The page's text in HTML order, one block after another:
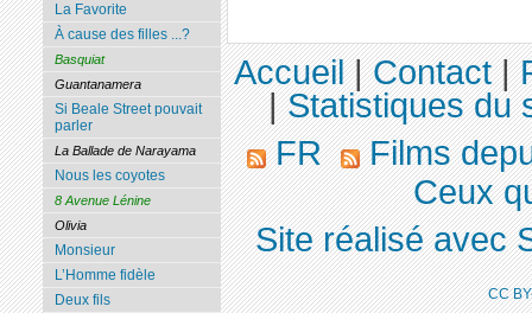
La Favorite
À cause des filles ...?
Basquiat
Guantanamera
Si Beale Street pouvait
parler
La Ballade de Narayama
Nous les coyotes
8 Avenue Lénine
Olivia
Monsieur
L’Homme fidèle
Deux fils
Accueil|Contact|
|Statistiques du
FR
Films
Ceux
Site réalisé avec
CC